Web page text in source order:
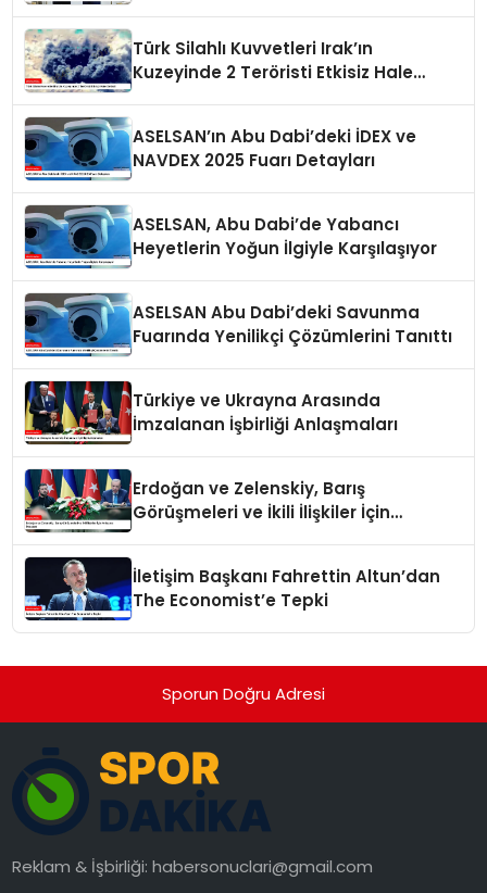
Türk Silahlı Kuvvetleri Irak’ın
Kuzeyinde 2 Teröristi Etkisiz Hale
ASELSAN’ın Abu Dabi’deki İDEX ve
NAVDEX 2025 Fuarı Detayları
ASELSAN, Abu Dabi’de Yabancı
Heyetlerin Yoğun İlgiyle Karşılaşıyor
ASELSAN Abu Dabi’deki Savunma
Fuarında Yenilikçi Çözümlerini Tanıttı
Türkiye ve Ukrayna Arasında
İmzalanan İşbirliği Anlaşmaları
Erdoğan ve Zelenskiy, Barış
Görüşmeleri ve İkili İlişkiler İçin
İletişim Başkanı Fahrettin Altun’dan
The Economist’e Tepki
Sporun Doğru Adresi
Reklam & İşbirliği:habersonuclari@gmail.com